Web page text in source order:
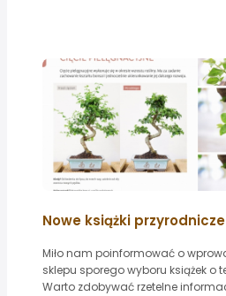
Nowe książki
Miło nam poinformować o
sklepu sporego wyboru książek o
Warto zdobywać rzetelne